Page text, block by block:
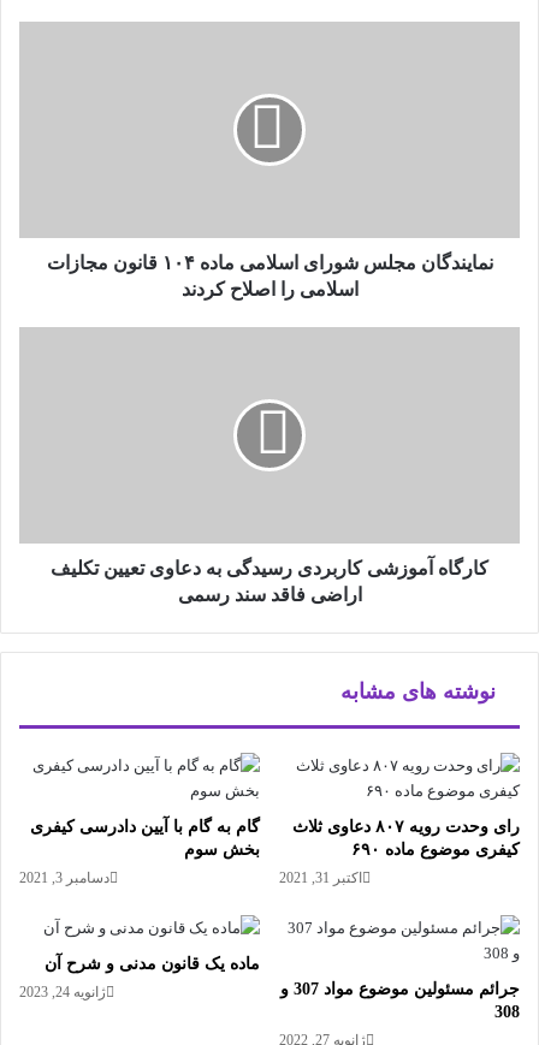
نمایندگان مجلس شورای اسلامی ماده ۱۰۴ قانون مجازات
اسلامی را اصلاح کردند
کارگاه آموزشی کاربردی رسیدگی به دعاوی تعیین تکلیف
اراضی فاقد سند رسمی
نوشته های مشابه
گام به گام با آیین دادرسی کیفری
بخش سوم
دسامبر 3, 2021
رای وحدت رویه ۸۰۷ دعاوی ثلاث
کیفری موضوع ماده ۶۹۰
اکتبر 31, 2021
ماده یک قانون مدنی و شرح آن
ژانویه 24, 2023
جرائم مسئولین موضوع مواد 307 و
308
ژانویه 27, 2022